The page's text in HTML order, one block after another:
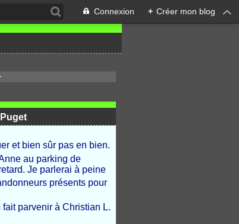
Connexion + Créer mon blog
et bien sûr pas en bien.
au parking de
Je parlerai à peine
présents pour
parvenir à Christian L.